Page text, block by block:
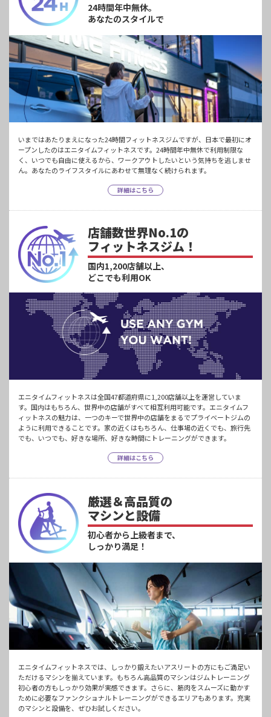
24時間年中無休。
あなたのスタイルで
いまではあたりまえになった24時間フィットネスジムですが、日本で最初にオ
ープンしたのはエニタイムフィットネスです。24時間年中無休で利用制限な
く、いつでも自由に使えるから、ワークアウトしたいという気持ちを逃しませ
ん。あなたのライフスタイルにあわせて無理なく続けられます。
詳細はこちら
店舗数世界No.1の
フィットネスジム！
国内1,200店舗以上、
どこでも利用OK
エニタイムフィットネスは全国47都道府県に1,200店舗以上を運営していま
す。国内はもちろん、世界中の店舗がすべて相互利用可能です。エニタイムフ
ィットネスの魅力は、一つのキーで世界中の店舗をまるでプライベートジムの
ように利用できることです。家の近くはもちろん、仕事場の近くでも、旅行先
でも、いつでも、好きな場所、好きな時間にトレーニングができます。
詳細はこちら
厳選＆高品質の
マシンと設備
初心者から上級者まで、
しっかり満足！
エニタイムフィットネスでは、しっかり鍛えたいアスリートの方にもご満足い
ただけるマシンを揃えています。もちろん高品質のマシンはジムトレーニング
初心者の方もしっかり効果が実感できます。さらに、筋肉をスムーズに動かす
ために必要なファンクショナルトレーニングができるエリアもあります。充実
のマシンと設備を、ぜひお試しください。